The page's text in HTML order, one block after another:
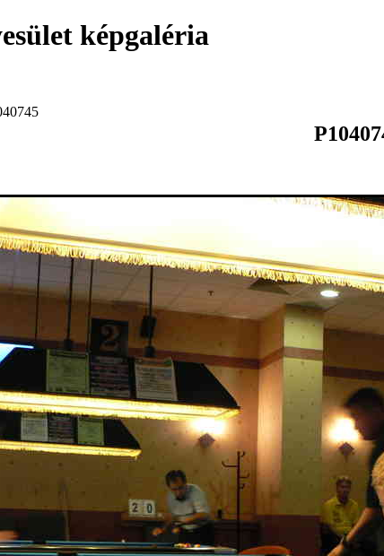
képgaléria